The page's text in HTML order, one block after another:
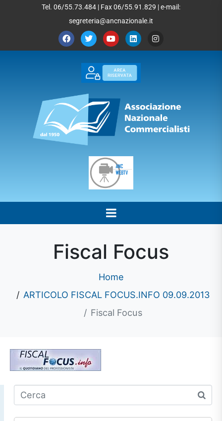
Tel. 06/55.73.484 | Fax 06/55.91.829 | e-mail:
segreteria@ancnazionale.it
Fiscal Focus
Home
ARTICOLO FISCAL FOCUS.INFO 09.09.2013
Fiscal Focus